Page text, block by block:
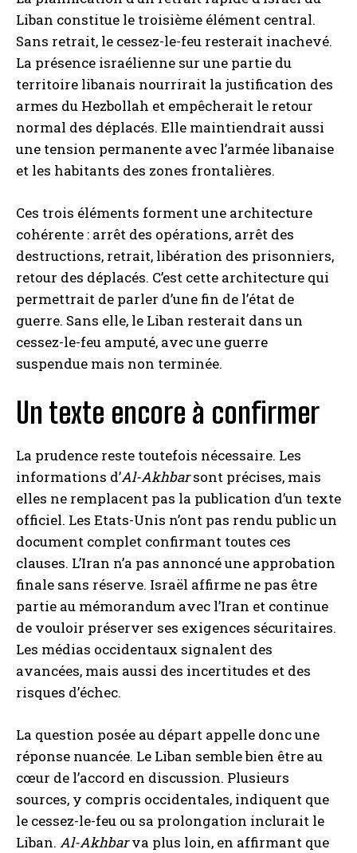
Liban constitue le troisième élément central.
Sans retrait, le cessez-le-feu resterait inachevé.
La présence israélienne sur une partie du
territoire libanais nourrirait la justification des
armes du Hezbollah et empêcherait le retour
normal des déplacés. Elle maintiendrait aussi
une tension permanente avec l’armée libanaise
et les habitants des zones frontalières.
Ces trois éléments forment une architecture
cohérente : arrêt des opérations, arrêt des
destructions, retrait, libération des prisonniers,
retour des déplacés. C’est cette architecture qui
permettrait de parler d’une fin de l’état de
guerre. Sans elle, le Liban resterait dans un
cessez-le-feu amputé, avec une guerre
suspendue mais non terminée.
Un texte encore à confirmer
La prudence reste toutefois nécessaire. Les
informations d’Al-Akhbarsont précises, mais
elles ne remplacent pas la publication d’un texte
officiel. Les Etats-Unis n’ont pas rendu public un
document complet confirmant toutes ces
clauses. L’Iran n’a pas annoncé une approbation
finale sans réserve. Israël affirme ne pas être
partie au mémorandum avec l’Iran et continue
de vouloir préserver ses exigences sécuritaires.
Les médias occidentaux signalent des
avancées, mais aussi des incertitudes et des
risques d’échec.
La question posée au départ appelle donc une
réponse nuancée. Le Liban semble bien être au
cœur de l’accord en discussion. Plusieurs
sources, y compris occidentales, indiquent que
le cessez-le-feu ou sa prolongation inclurait le
Liban. Al-Akhbarva plus loin, en affirmant que